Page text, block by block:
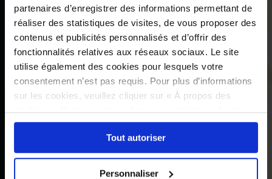
partenaires d’enregistrer des informations permettant de
réaliser des statistiques de visites, de vous proposer des
contenus et publicités personnalisés et d’offrir des
fonctionnalités relatives aux réseaux sociaux. Le site
utilise également des cookies pour lesquels votre
consentement n’est pas requis. Pour plus d’informations
sur les cookies, veuillez cliquer sur « À propos des
cookies ». Vous pouvez ci-dessous autoriser, refuser ou
sélectionner les cookies selon les finalités via l'onglet
« Détails ». À tout moment, vous pouvez modifier votre
choix en cliquant sur le lien « Cookies » en bas des
Tout autoriser
Personnaliser